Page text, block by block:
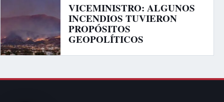
VICEMINISTRO: ALGUNOS
INCENDIOS TUVIERON
PROPÓSITOS
GEOPOLÍTICOS